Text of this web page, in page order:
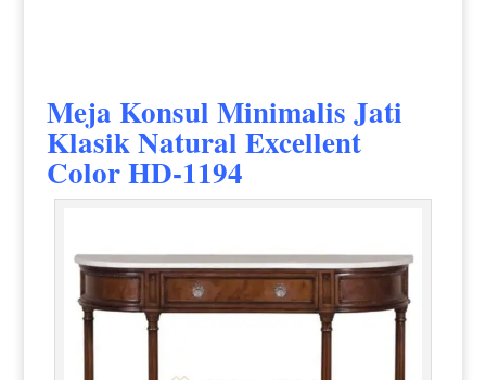
Meja Konsul Minimalis Jati
Klasik Natural Excellent
Color HD-1194